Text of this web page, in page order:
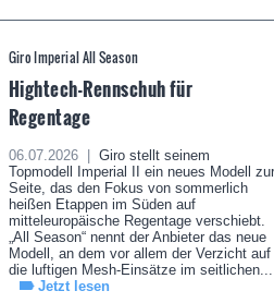
Giro Imperial All Season
Hightech-Rennschuh für
Regentage
06.07.2026 |
Giro stellt seinem
Topmodell Imperial II ein neues Modell zur
Seite, das den Fokus von sommerlich
heißen Etappen im Süden auf
mitteleuropäische Regentage verschiebt.
„All Season“ nennt der Anbieter das neue
Modell, an dem vor allem der Verzicht auf
die luftigen Mesh-Einsätze im seitlichen...
Jetzt lesen